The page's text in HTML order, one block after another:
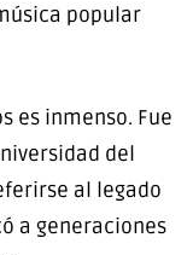
popular
es inmenso. Fue
del
al legado
a generaciones